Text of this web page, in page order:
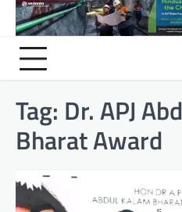
Tag: Dr. APJ
Bharat Award